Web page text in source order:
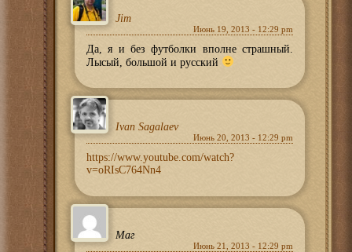
Jim
Июнь 19, 2013 - 12:29 pm
Да, я и без футболки вполне страшный.
Лысый, большой и русский
Ivan Sagalaev
Июнь 20, 2013 - 12:29 pm
https://www.youtube.com/watch?
v=oRIsC764Nn4
Маг
Июнь 21, 2013 - 12:29 pm